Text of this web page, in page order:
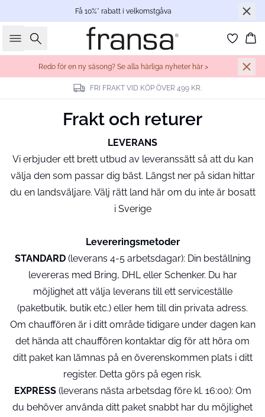
Få 10%* rabatt i velkomstgåva
Sök
Redo för en ny säsong? Se alla härliga nyheter här >
FRI FRAKT VID KÖP ÖVER 499 KR.
Frakt och returer
LEVERANS
Vi erbjuder ett brett utbud av leveranssätt så att du kan
välja den som passar dig bäst. Längst ner på sidan hittar
du en landsväljare. Välj rätt land här om du inte är bosatt
i Sverige
Levereringsmetoder
STANDARD(leverans 4-5 arbetsdagar): Din beställning
levereras med Bring, DHL eller Schenker. Du har
möjlighet att välja leverans till ett serviceställe
(paketbutik, butik etc.) eller hem till din privata adress.
Om chauffören är i ditt område tidigare under dagen kan
det hända att chauffören kontaktar dig för att höra om
ditt paket kan lämnas på en överenskommen plats i ditt
register. Detta görs på egen risk.
EXPRESS(leverans nästa arbetsdag före kl. 16:00): Om
du behöver använda ditt paket snabbt har du möjlighet